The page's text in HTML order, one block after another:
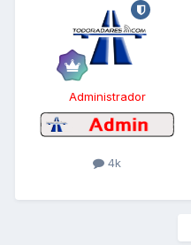
Administrador
4k